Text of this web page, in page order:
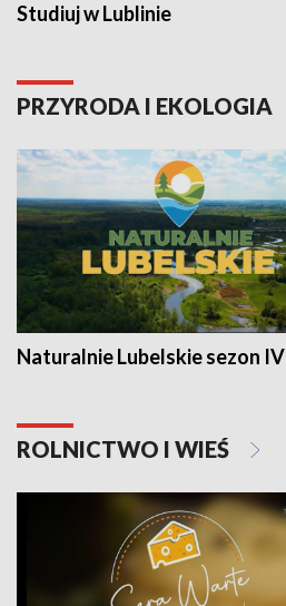
Studiuj w Lublinie
PRZYRODA I EKOLOGIA
Naturalnie Lubelskie sezon IV
ROLNICTWO I WIEŚ